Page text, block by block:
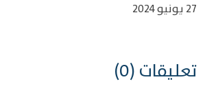
27 يونيو 2024
تعليقات (0)